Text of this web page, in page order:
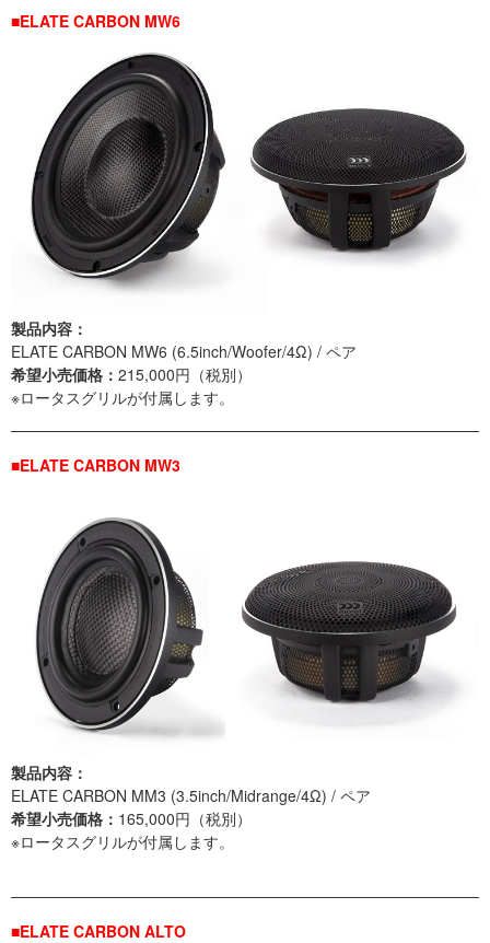
■ELATE CARBON MW6
製品内容：
ELATE CARBON MW6 (6.5inch/Woofer/4Ω) / ペア
希望小売価格： 215,000円（税別）
※ロータスグリルが付属します。
■ELATE CARBON MW3
製品内容：
ELATE CARBON MM3 (3.5inch/Midrange/4Ω) / ペア
希望小売価格： 165,000円（税別）
※ロータスグリルが付属します。
■ELATE CARBON ALTO